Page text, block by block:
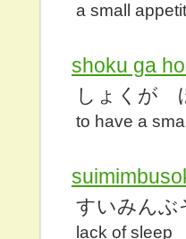
a small
shoku ga
しょくが
to have a
すいみんぶ
lack of sleep